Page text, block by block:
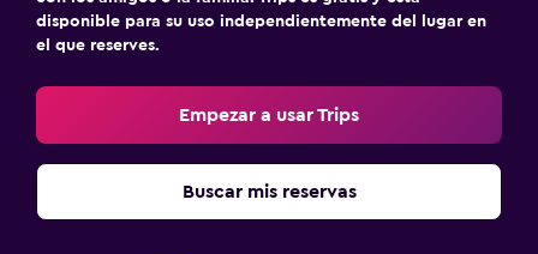
disponible para su uso independientemente del lugar en
el que reserves.
Empezar a usar Trips
Buscar mis reservas